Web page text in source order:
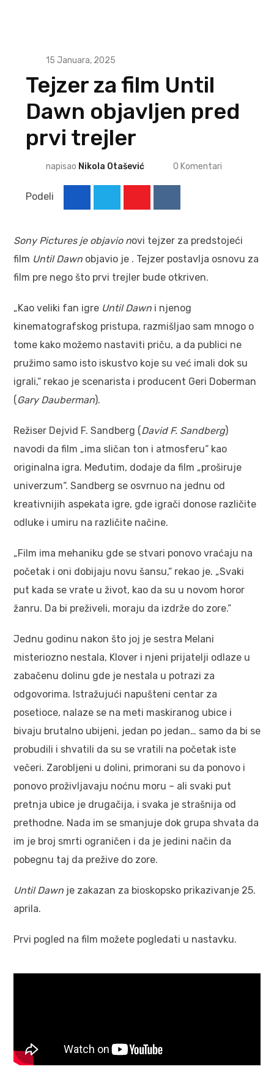
15 Januara, 2025
Tejzer za film Until
Dawn objavljen pred
prvi trejler
napisao Nikola Otašević 0 Komentari
Podeli
Sony Pictures je objavio novi tejzer za predstojeći
film Until Dawn objavio je . Tejzer postavlja osnovu za
film pre nego što prvi trejler bude otkriven.
„Kao veliki fan igre Until Dawn i njenog
kinematografskog pristupa, razmišljao sam mnogo o
tome kako možemo nastaviti priču, a da publici ne
pružimo samo isto iskustvo koje su već imali dok su
igrali,“ rekao je scenarista i producent Geri Doberman
(Gary Dauberman).
Režiser Dejvid F. Sandberg (David F. Sandberg)
navodi da film „ima sličan ton i atmosferu“ kao
originalna igra. Međutim, dodaje da film „proširuje
univerzum“. Sandberg se osvrnuo na jednu od
kreativnijih aspekata igre, gde igrači donose različite
odluke i umiru na različite načine.
„Film ima mehaniku gde se stvari ponovo vraćaju na
početak i oni dobijaju novu šansu,“ rekao je. „Svaki
put kada se vrate u život, kao da su u novom horor
žanru. Da bi preživeli, moraju da izdrže do zore.“
Jednu godinu nakon što joj je sestra Melani
misteriozno nestala, Klover i njeni prijatelji odlaze u
zabačenu dolinu gde je nestala u potrazi za
odgovorima. Istražujući napušteni centar za
posetioce, nalaze se na meti maskiranog ubice i
bivaju brutalno ubijeni, jedan po jedan… samo da bi se
probudili i shvatili da su se vratili na početak iste
večeri. Zarobljeni u dolini, primorani su da ponovo i
ponovo proživljavaju noćnu moru – ali svaki put
pretnja ubice je drugačija, i svaka je strašnija od
prethodne. Nada im se smanjuje dok grupa shvata da
im je broj smrti ograničen i da je jedini način da
pobegnu taj da prežive do zore.
Until Dawn je zakazan za bioskopsko prikazivanje 25.
aprila.
Prvi pogled na film možete pogledati u nastavku.